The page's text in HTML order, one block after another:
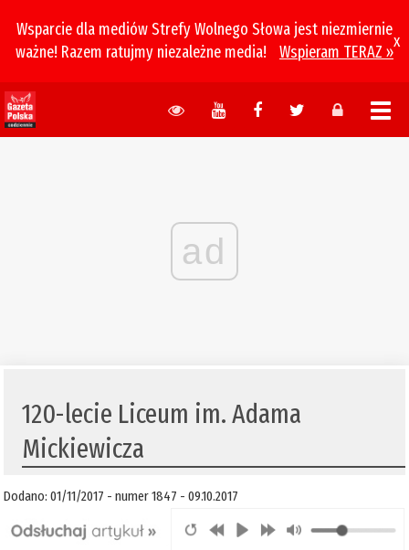
Wsparcie dla mediów Strefy Wolnego Słowa jest niezmiernie
ważne! Razem ratujmy niezależne media!
Wspieram TERAZ »
x
ad
120-lecie Liceum im. Adama
Mickiewicza
Dodano: 01/11/2017 - numer 1847 - 09.10.2017